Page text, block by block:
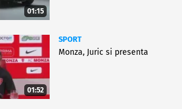
01:15
01:52
SPORT
Monza, Juric si presenta